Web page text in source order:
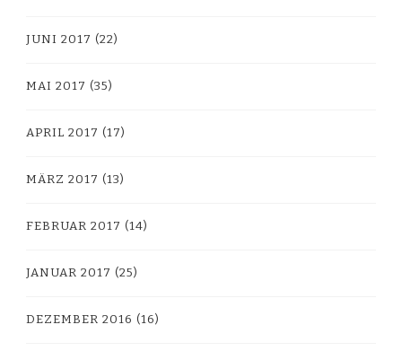
JUNI 2017 (22)
MAI 2017 (35)
APRIL 2017 (17)
MÄRZ 2017 (13)
FEBRUAR 2017 (14)
JANUAR 2017 (25)
DEZEMBER 2016 (16)